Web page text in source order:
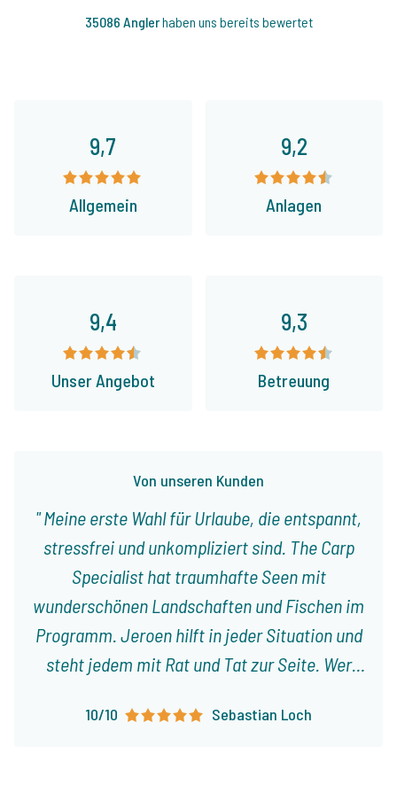
35086 Anglerhaben uns bereits bewertet
9,7
Allgemein
9,2
Anlagen
Von unseren Kunden
Meine erste Wahl für Urlaube, die entspannt,
stressfrei und unkompliziert sind. The Carp
Specialist hat traumhafte Seen mit
wunderschönen Landschaften und Fischen im
Programm. Jeroen hilft in jeder Situation und
steht jedem mit Rat und Tat zur Seite. Wer
Urlaub verbringen möchte, ist bei The Carp
10/10 Sebastian Loch
9,4
Unser Angebot
9,3
Betreuung